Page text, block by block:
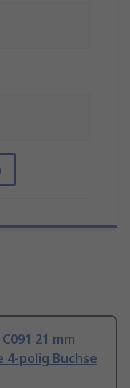
21 mm
4-polig Buchse